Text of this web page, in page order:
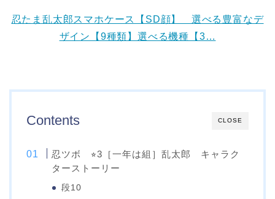
忍たま乱太郎スマホケース【SD顔】 選べる豊富なデ
ザイン【9種類】選べる機種【3…
CLOSE
Contents
忍ツボ ⭐︎3［一年は組］乱太郎 キャラク
ターストーリー
段10